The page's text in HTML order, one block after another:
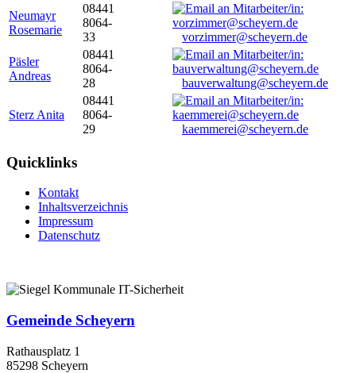
Neumayr
Rosemarie
08441
8064-
33
vorzimmer@scheyern.de
Päsler
Andreas
08441
8064-
28
bauverwaltung@scheyern.de
Sterz Anita
08441
8064-
29
kaemmerei@scheyern.de
Quicklinks
Kontakt
Inhaltsverzeichnis
Impressum
Datenschutz
Gemeinde Scheyern
Rathausplatz 1
85298 Scheyern